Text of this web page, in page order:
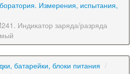
Измерения, испытания,
Индикатор заряда/разряда
батарейки, блоки питания /